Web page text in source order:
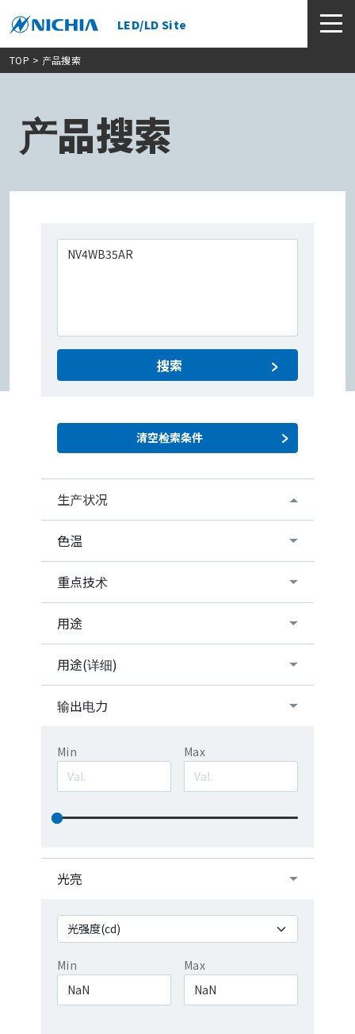
LED/LD Site
TOP > 产品搜索
产品搜索
搜索
生产状况
色温
重点技术
用途
用途(详细)
输出电力
Min Max
光亮
Min Max